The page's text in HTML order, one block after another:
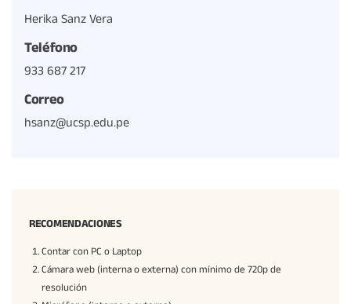
Herika Sanz Vera
Teléfono
933 687 217
Correo
hsanz@ucsp.edu.pe
RECOMENDACIONES
Contar con PC o Laptop
Cámara web (interna o externa) con mínimo de 720p de
resolución